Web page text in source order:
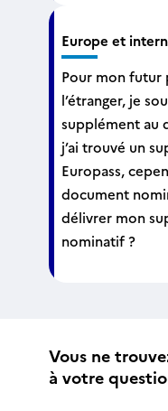
Europe et
Pour mon futur
l’étranger, je
supplément au
j’ai trouvé un
Europass,
document
délivrer mon
nominatif ?
Vous ne
à votre